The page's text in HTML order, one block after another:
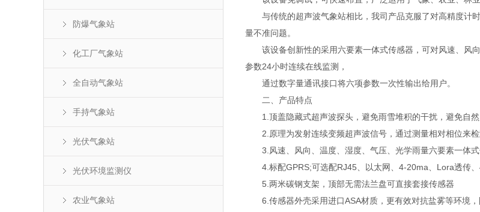
防爆气象站
化工厂气象站
全自动气象站
手持气象站
光伏气象站
光伏环境监测仪
农业气象站
与传统的超声波气象站相比，我司产品克服了对高精度计时
量不准问题。
该设备创新性的采用六要素一体式传感器，可对风速、风
参数24小时连续在线监测，
通过数字量通讯接口将六项参数一次性输出给用户。
二、产品特点
1.顶盖隐藏式超声波探头，避免雨雪堆积的干扰，避免自
2.原理为发射连续变频超声波信号，通过测量相对相位来
3.风速、风向、温度、湿度、气压、光学雨量六要素一体
4.标配GPRS;可选配RJ45、以太网、4-20ma、Lora透传、
5.两米碳钢支架，顶部无需法兰盘可直接套接传感器
6.传感器外壳采用进口ASA材质，更有效对抗盐雾等环境，